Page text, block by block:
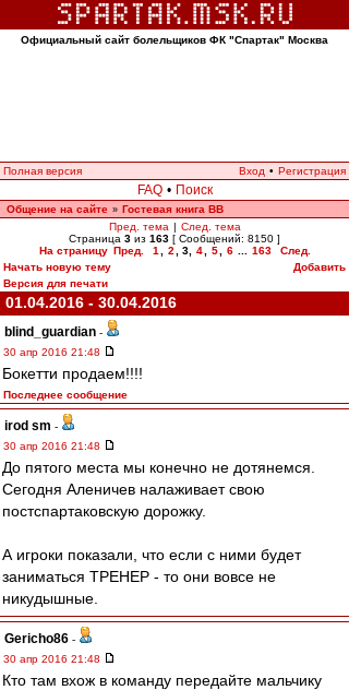
Официальный сайт болельщиков ФК "Спартак" Москва
Полная версия Вход • Регистрация
FAQ • Поиск
Общение на сайте » Гостевая книга ВВ
Пред. тема | След. тема
Страница 3 из 163 [ Сообщений: 8150 ]
На страницу Пред. 1 2 3, 4 5 6 163
След.
Начать новую тему
Добавить
Версия для печати
01.04.2016 - 30.04.2016
blind_guardian -
30 апр 2016 21:48
Бокетти продаем!!!!
Последнее сообщение
irod sm -
30 апр 2016 21:48
До пятого места мы конечно не дотянемся.
Сегодня Аленичев налаживает свою
постспартаковскую дорожку.
А игроки показали, что если с ними будет
заниматься ТРЕНЕР - то они вовсе не
никудышные.
Gericho86 -
30 апр 2016 21:48
Кто там вхож в команду передайте мальчику